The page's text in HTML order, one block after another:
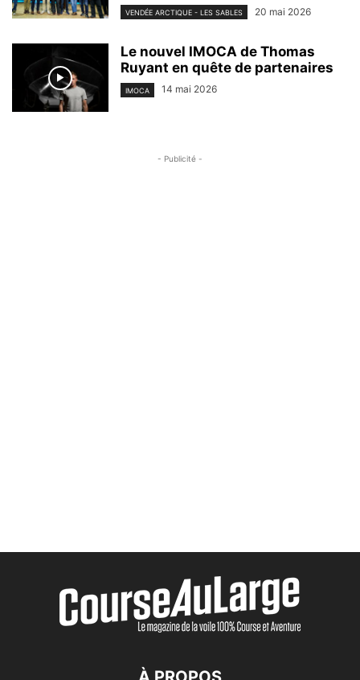
VENDÉE ARCTIQUE - LES SABLES 20 mai 2026
Le nouvel IMOCA de Thomas
Ruyant en quête de partenaires
IMOCA 14 mai 2026
- Publicité -